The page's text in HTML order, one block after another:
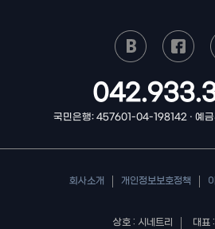
국민은행: 457601-04-198142 · 예금
회사소개 개인정보보호정책
상호 : 시네트리 대표